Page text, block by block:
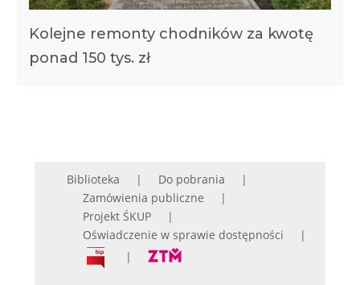
Kolejne remonty chodników za kwotę
ponad 150 tys. zł
Biblioteka
Do pobrania
Zamówienia publiczne
Projekt ŚKUP
Oświadczenie w sprawie dostępności